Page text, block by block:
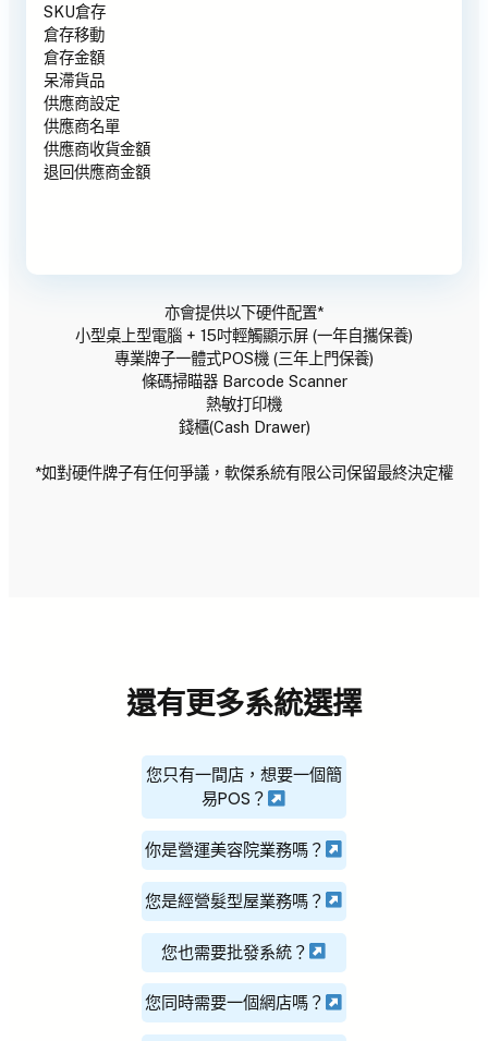
SKU倉存
倉存移動
倉存金額
呆滯貨品
供應商設定
供應商名單
供應商收貨金額
退回供應商金額
亦會提供以下硬件配置*
小型桌上型電腦 + 15吋輕觸顯示屏 (一年自攜保養)
專業牌子一體式POS機 (三年上門保養)
條碼掃瞄器 Barcode Scanner
熱敏打印機
錢櫃(Cash Drawer)
*如對硬件牌子有任何爭議，軟傑系統有限公司保留最終決定權
還有更多系統選擇
您只有一間店，想要一個簡
易POS？
你是營運美容院業務嗎？
您是經營髮型屋業務嗎？
您也需要批發系統？
您同時需要一個網店嗎？